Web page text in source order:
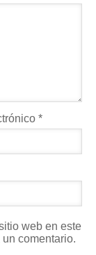
*
web en este
comentario.